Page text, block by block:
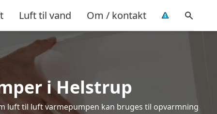
Luft til vand Om / kontakt
i Helstrup
luft til luft varmepumpen kan bruges til opvarmning